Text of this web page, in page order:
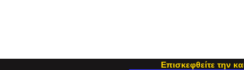
Επισκεφθείτε την